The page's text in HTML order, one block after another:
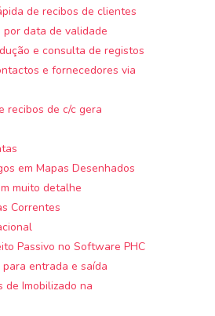
de recibos de clientes
por data de validade
e consulta de registos
e fornecedores via
recibos de c/c gera
em Mapas Desenhados
muito detalhe
Correntes
Passivo no Software PHC
entrada e saída
de Imobilizado na